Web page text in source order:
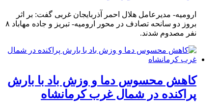
ارومیه- مدیرعامل هلال احمر آذربایجان غربی گفت: بر اثر
بروز دو سانحه تصادف در محور ارومیه- تبریز و جاده مهاباد ۸
نفر مصدوم شدند.
کاهش محسوس دما و وزش باد با بارش
پراکنده در شمال غرب کرمانشاه